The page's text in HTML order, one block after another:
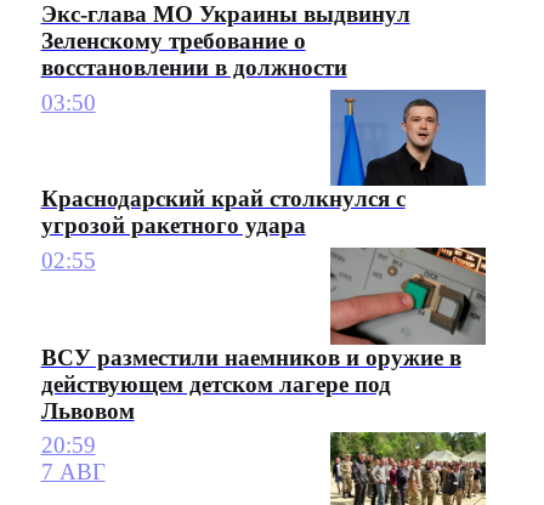
Экс-глава МО Украины выдвинул
Зеленскому требование о
восстановлении в должности
03:50
Краснодарский край столкнулся с
угрозой ракетного удара
02:55
ВСУ разместили наемников и оружие в
действующем детском лагере под
Львовом
20:59
7 АВГ